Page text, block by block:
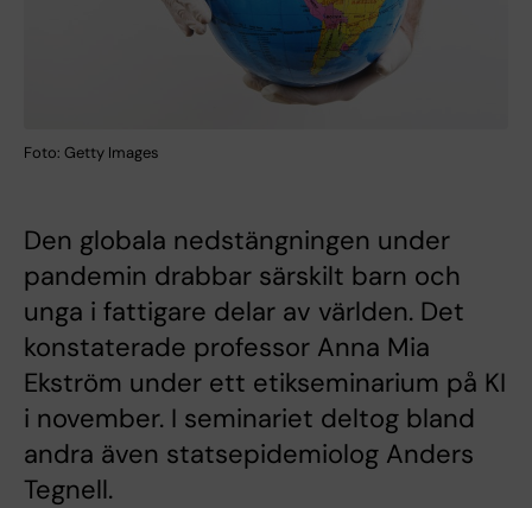
Foto: Getty Images
Den globala nedstängningen under
pandemin drabbar särskilt barn och
unga i fattigare delar av världen. Det
konstaterade professor Anna Mia
Ekström under ett etikseminarium på KI
i november. I seminariet deltog bland
andra även statsepidemiolog Anders
Tegnell.